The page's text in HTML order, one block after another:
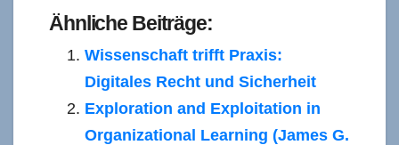
Ähnliche Beiträge:
Wissenschaft trifft Praxis:
Digitales Recht und Sicherheit
Exploration and Exploitation in
Organizational Learning (James G.